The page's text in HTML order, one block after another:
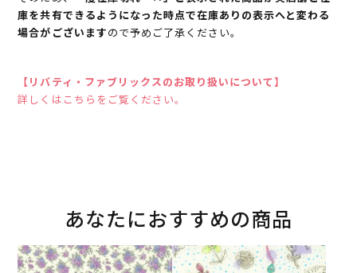
庫を共有できるようになった時点で在庫ありの表示へと変わる
場合がございますので予めご了承ください。
【リバティ・ファブリックスのお取り扱いについて】
詳しくはこちらをご覧ください。
あなたにおすすめの商品